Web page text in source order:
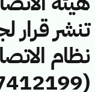
تنشر قرار
نظام